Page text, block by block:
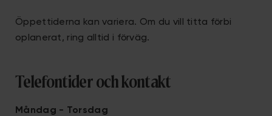
Öppettiderna kan variera. Om du vill titta förbi
oplanerat, ring alltid i förväg.
Telefontider och kontakt
Måndag - Torsdag